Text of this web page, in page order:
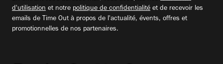
d'utilisation et notre politique de confidentialité et de recevoir les
emails de Time Out à propos de l'actualité, évents, offres et
promotionnelles de nos partenaires.